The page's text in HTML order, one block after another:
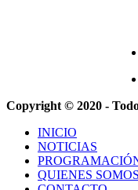
Copyright © 2020 -
INICIO
NOTICIAS
QUIENES